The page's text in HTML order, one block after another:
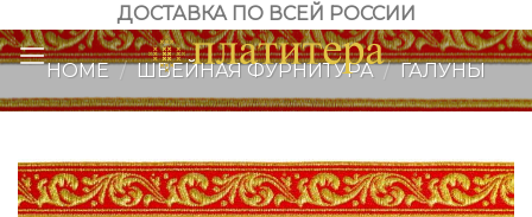
to
content
ДОСТАВКА ПО ВСЕЙ РОССИИ
HOME / ШВЕЙНАЯ ФУРНИТУРА / ГАЛУНЫ